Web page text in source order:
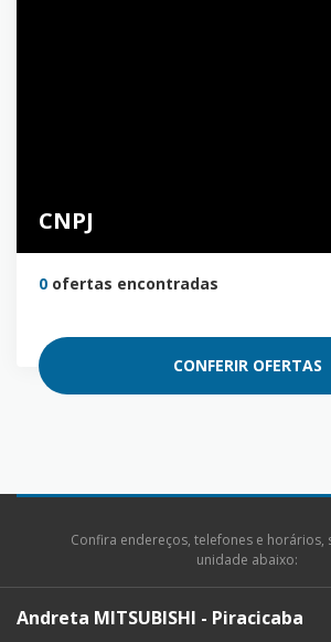
CNPJ
0 ofertas encontradas
CONFERIR OFERTAS
Confira endereços, telefones e horários,
unidade abaixo:
Andreta MITSUBISHI - Piracicaba